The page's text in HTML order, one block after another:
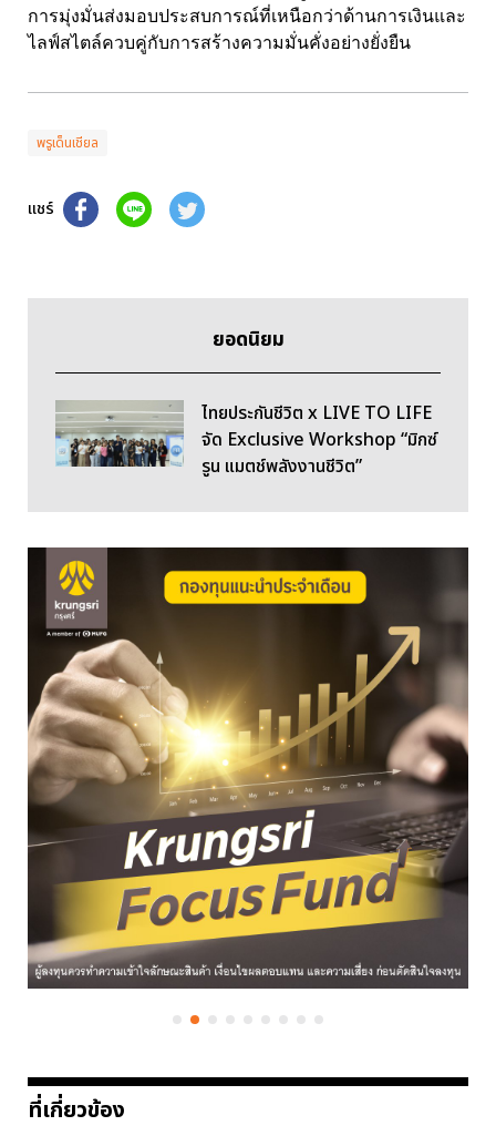
การมุ่งมั่นส่งมอบประสบการณ์ที่เหนือกว่าด้านการเงินและ
ไลฟ์สไตล์ควบคู่กับการสร้างความมั่นคั่งอย่างยั่งยืน
พรูเด็นเชียล
แชร์
ยอดนิยม
ไทยประกันชีวิต x LIVE TO LIFE
จัด Exclusive Workshop “มิกซ์
รูน แมตช์พลังงานชีวิต”
ที่เกี่ยวข้อง